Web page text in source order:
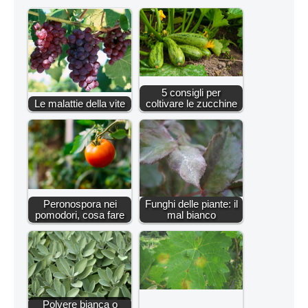
Le malattie della vite
5 consigli per
coltivare le zucchine
Peronospora nei
pomodori, cosa fare
Funghi delle piante: il
mal bianco
Polvere bianca o